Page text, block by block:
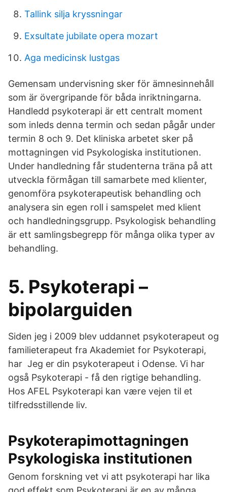
Tallink silja kryssningar
Exsultate jubilate opera mozart
Aga medicinsk lustgas
Gemensam undervisning sker för ämnesinnehåll
som är övergripande för båda inriktningarna.
Handledd psykoterapi är ett centralt moment
som inleds denna termin och sedan pågår under
termin 8 och 9. Det kliniska arbetet sker på
mottagningen vid Psykologiska institutionen.
Under handledning får studenterna träna på att
utveckla förmågan till samarbete med klienter,
genomföra psykoterapeutisk behandling och
analysera sin egen roll i samspelet med klient
och handledningsgrupp. Psykologisk behandling
är ett samlingsbegrepp för många olika typer av
behandling.
5. Psykoterapi –
bipolarguiden
Siden jeg i 2009 blev uddannet psykoterapeut og
familieterapeut fra Akademiet for Psykoterapi,
har Jeg er din psykoterapeut i Odense. Vi har
også ​Psykoterapi - få den rigtige behandling. ​
Hos AFEL Psykoterapi kan være vejen til et
tilfredsstillende liv​.
Psykoterapimottagningen
Psykologiska institutionen
Genom forskning vet vi att psykoterapi har lika